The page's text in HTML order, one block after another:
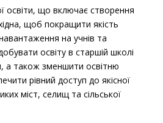
освіти, що включає створення
щоб покращити якість
на учнів та
освіту в старшій школі
а також зменшити освітню
рівний доступ до якісної
міст, селищ та сільської